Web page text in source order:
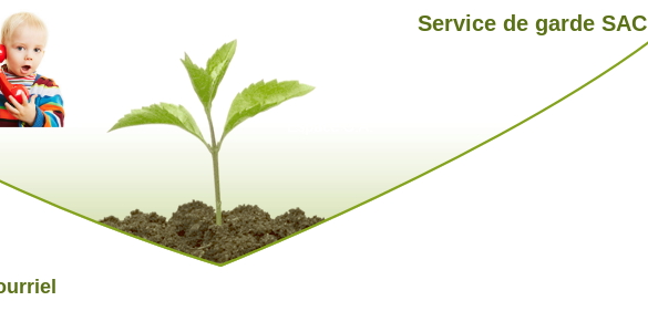
Service de garde SAC